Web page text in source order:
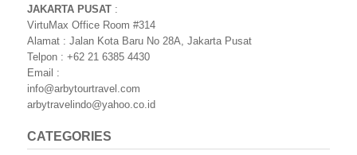
JAKARTA PUSAT :
VirtuMax Office Room #314
Alamat : Jalan Kota Baru No 28A, Jakarta Pusat
Telpon : +62 21 6385 4430
Email :
info@arbytourtravel.com
arbytravelindo@yahoo.co.id
CATEGORIES